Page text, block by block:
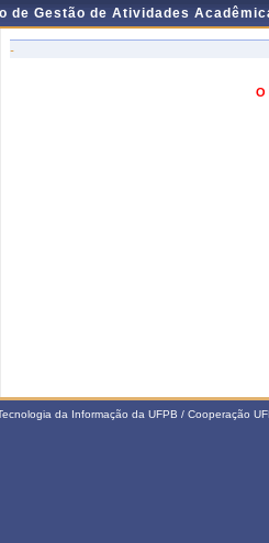
de Gestão de Atividades
-
O
da Informação da UFPB / Cooperação